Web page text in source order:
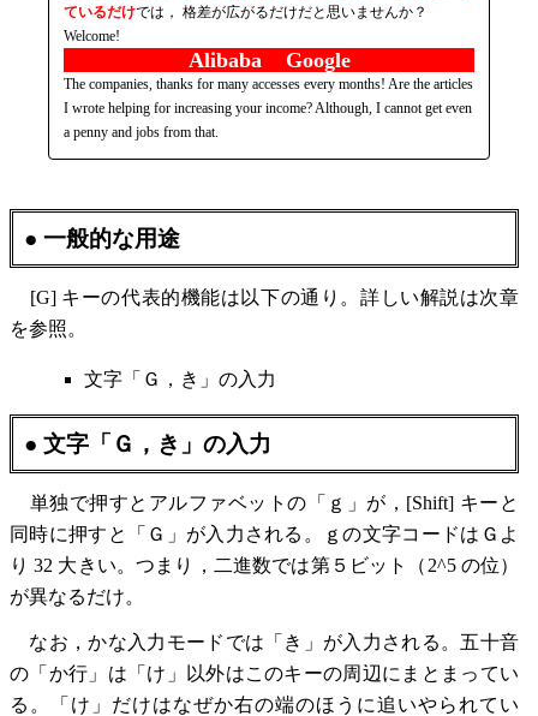
ているだけでは， 格差が広がるだけだと思いませんか？
Welcome!
Alibaba Google
The companies, thanks for many accesses every months! Are the articles
I wrote helping for increasing your income? Although, I cannot get even
a penny and jobs from that.
● 一般的な用途
[G] キーの代表的機能は以下の通り。詳しい解説は次章
を参照。
文字「Ｇ，き」の入力
● 文字「Ｇ，き」の入力
単独で押すとアルファベットの「ｇ」が，[Shift] キーと
同時に押すと「Ｇ」が入力される。ｇの文字コードはＧよ
り 32 大きい。つまり，二進数では第５ビット（2^5 の位）
が異なるだけ。
なお，かな入力モードでは「き」が入力される。五十音
の「か行」は「け」以外はこのキーの周辺にまとまってい
る。「け」だけはなぜか右の端のほうに追いやられてい